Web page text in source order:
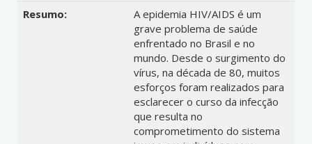
Resumo:
A epidemia HIV/AIDS é um
grave problema de saúde
enfrentado no Brasil e no
mundo. Desde o surgimento do
vírus, na década de 80, muitos
esforços foram realizados para
esclarecer o curso da infecção
que resulta no
comprometimento do sistema